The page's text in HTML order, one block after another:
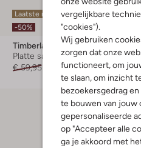
vergelijkbare
"cookies").
Wij gebruiken
zorgen dat onze
functioneert, om
te slaan, om inzicht
bezoekersgedrag
te bouwen van jouw
gepersonaliseerde
op "Accepteer alle
ga je akkoord met
Laatste maten
-50%
Timberland
Platte sandalen
€ 59,95
€ 29,99